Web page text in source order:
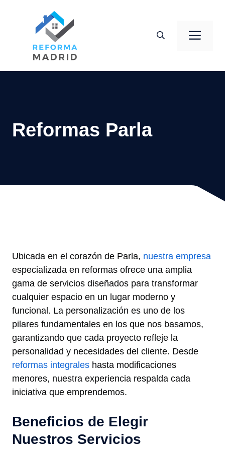
contenido
Reformas Parla
Ubicada en el corazón de Parla, nuestra empresa
especializada en reformas ofrece una amplia
gama de servicios diseñados para transformar
cualquier espacio en un lugar moderno y
funcional. La personalización es uno de los
pilares fundamentales en los que nos basamos,
garantizando que cada proyecto refleje la
personalidad y necesidades del cliente. Desde
reformas integrales hasta modificaciones
menores, nuestra experiencia respalda cada
iniciativa que emprendemos.
Beneficios de Elegir
Nuestros Servicios